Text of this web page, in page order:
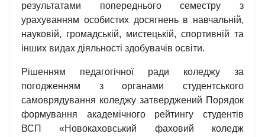
результатами попереднього семестру з
урахуванням особистих досягнень в навчальній,
науковій, громадській, мистецькій, спортивній та
інших видах діяльності здобувачів освіти.
Рішенням педагогічної ради коледжу за
погодженням з органами студентського
самоврядування коледжу затверджений Порядок
формування академічного рейтингу студентів
ВСП «Новокаховський фаховий коледж